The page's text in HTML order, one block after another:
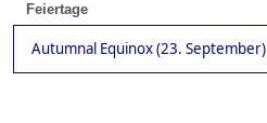
Feiertage
Autumnal Equinox (23. September)